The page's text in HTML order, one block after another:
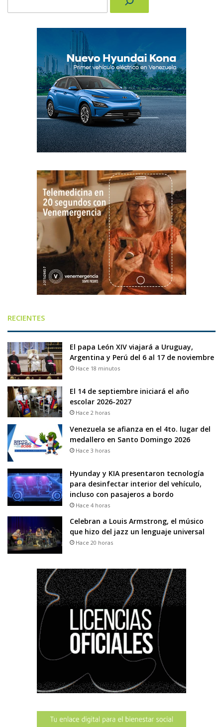
RECIENTES
El papa León XIV viajará a Uruguay,
Argentina y Perú del 6 al 17 de noviembre
Hace 18 minutos
El 14 de septiembre iniciará el año
escolar 2026-2027
Hace 2 horas
Venezuela se afianza en el 4to. lugar del
medallero en Santo Domingo 2026
Hace 3 horas
Hyunday y KIA presentaron tecnología
para desinfectar interior del vehículo,
incluso con pasajeros a bordo
Hace 4 horas
Celebran a Louis Armstrong, el músico
que hizo del jazz un lenguaje universal
Hace 20 horas